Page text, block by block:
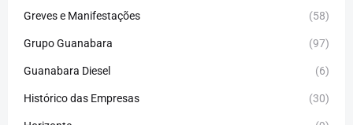
Greves e Manifestações (58)
Grupo Guanabara (97)
Guanabara Diesel (6)
Histórico das Empresas (30)